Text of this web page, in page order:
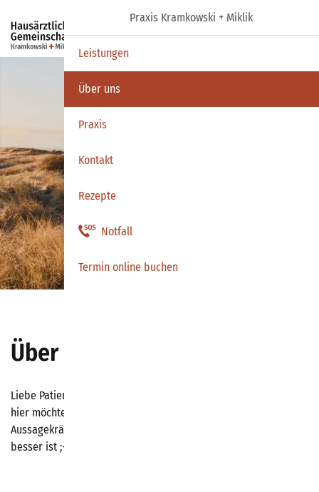
Über uns
Liebe Patientinnen und Patienten,
hier möchten wir uns kurz bei Ihnen vorstellen.
Aussage­kräftige Fotos folgen in Kürze sobald das Wetter
besser ist ;-)
Praxis Kramkowski + Miklik
Leistungen
Über uns
Praxis
Kontakt
Rezepte
Notfall
Termin online buchen